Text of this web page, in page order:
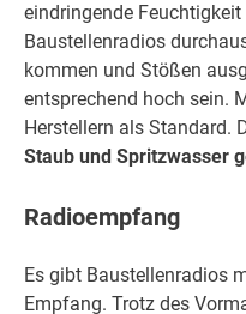
eindringende
Baustellenradios
kommen und Stößen
entsprechend hoch sein.
Herstellern als Standard.
Staub und Spritzwasser
Radioempfang
Es gibt Baustellenradios
Empfang. Trotz des